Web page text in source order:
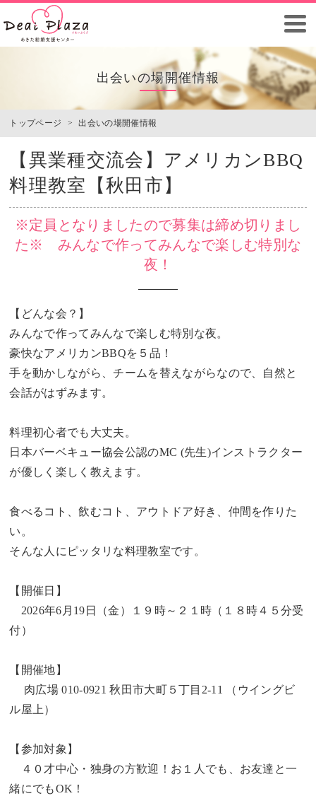
出会いの場開催情報
トップページ > 出会いの場開催情報
【異業種交流会】アメリカンBBQ
料理教室【秋田市】
※定員となりましたので募集は締め切りまし
た※ みんなで作ってみんなで楽しむ特別な
夜！
【どんな会？】
みんなで作ってみんなで楽しむ特別な夜。
豪快なアメリカンBBQを５品！
手を動かしながら、チームを替えながらなので、自然と
会話がはずみます。
料理初心者でも大丈夫。
日本バーベキュー協会公認のMC (先生)インストラクター
が優しく楽しく教えます。
食べるコト、飲むコト、アウトドア好き、仲間を作りた
い。
そんな人にピッタリな料理教室です。
【開催日】
2026年6月19日（金）１９時～２１時（１８時４５分受
付）
【開催地】
肉広場 010-0921 秋田市大町５丁目2-11 （ウイングビ
ル屋上）
【参加対象】
４０才中心・独身の方歓迎！お１人でも、お友達と一
緒にでもOK！